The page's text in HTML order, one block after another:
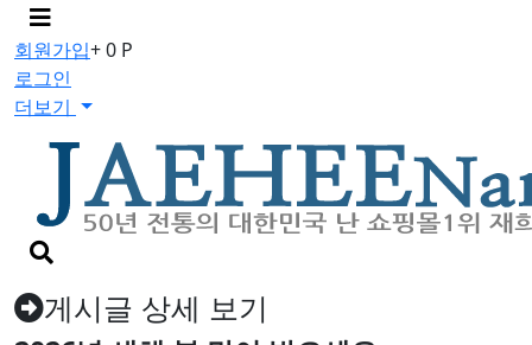
메
뉴
버
튼
회원가입+ 0 P
로그인
더보기
검
색
버
튼게시글 상세 보기